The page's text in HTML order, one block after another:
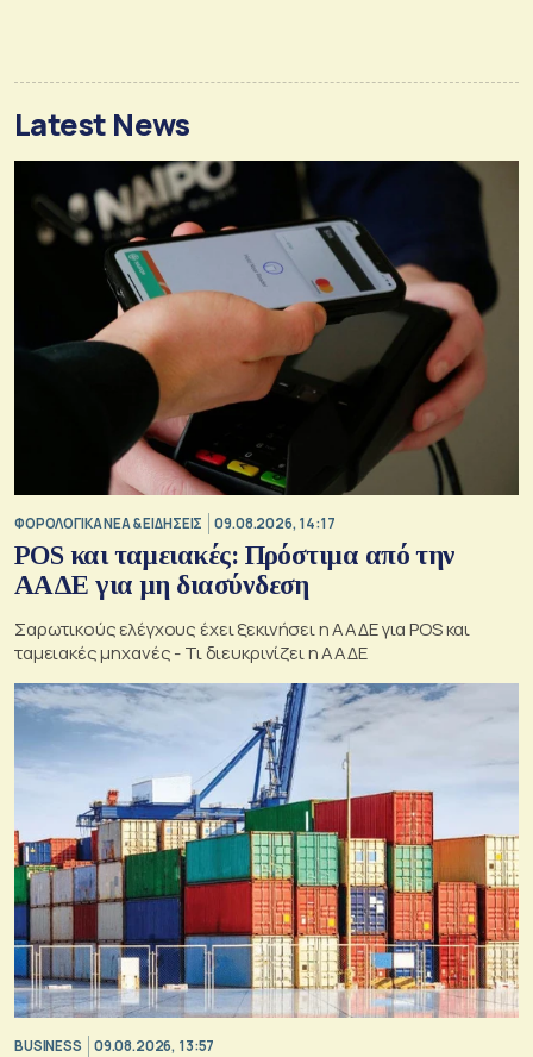
Latest News
ΦΟΡΟΛΟΓΙΚΑ ΝΕΑ & EΙΔΗΣΕΙΣ 09.08.2026, 14:17
POS και ταμειακές: Πρόστιμα από την
ΑΑΔΕ για μη διασύνδεση
Σαρωτικούς ελέγχους έχει ξεκινήσει η ΑΑΔΕ για POS και
ταμειακές μηχανές - Τι διευκρινίζει η ΑΑΔΕ
BUSINESS 09.08.2026, 13:57